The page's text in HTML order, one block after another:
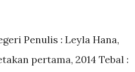
Penulis : Leyla Hana,
pertama, 2014 Tebal :